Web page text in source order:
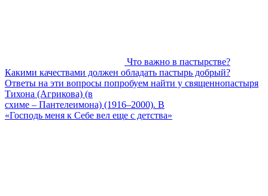
Что важно в пастырстве?
Какими качествами должен обладать пастырь добрый?
Ответы на эти вопросы попробуем найти у священнопастыря
Тихона (Агрикова) (в
схиме – Пантелеимона) (1916–2000). В
«Господь меня к Себе вел еще с детства»